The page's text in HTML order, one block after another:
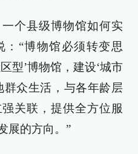
个县级博物馆如何实
“博物馆必须转变思
型’博物馆，建设‘城市
群众生活，与各年龄层
关联，提供全方位服
展的方向。”